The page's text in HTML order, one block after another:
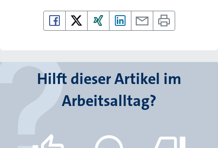
Hilft dieser Artikel im
Arbeitsalltag?